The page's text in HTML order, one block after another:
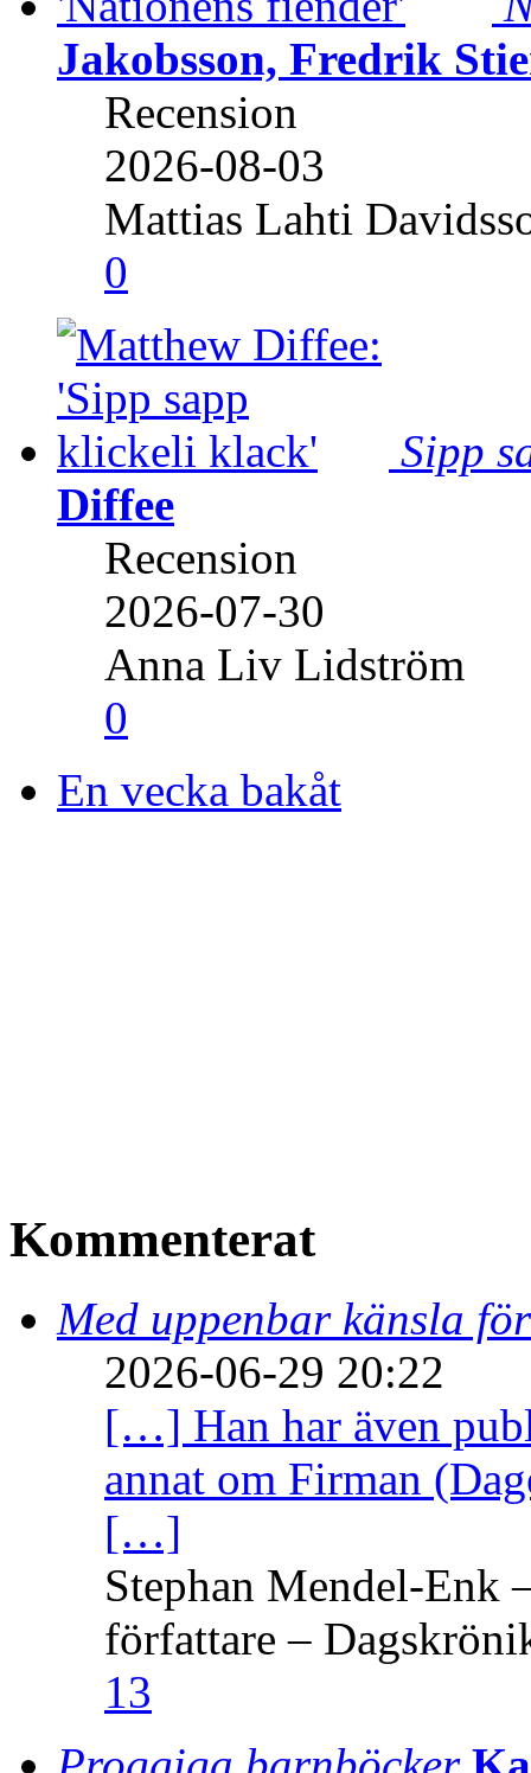
Jakobsson, Fredrik
Recension
2026-08-03
Mattias Lahti
0
Sipp
Diffee
Recension
2026-07-30
Anna Liv Lidström
0
En vecka bakåt
Kommenterat
Med uppenbar känsla
2026-06-29 20:22
[…] Han har även
annat om Firman
[…]
Stephan Mendel-Enk
författare –
13